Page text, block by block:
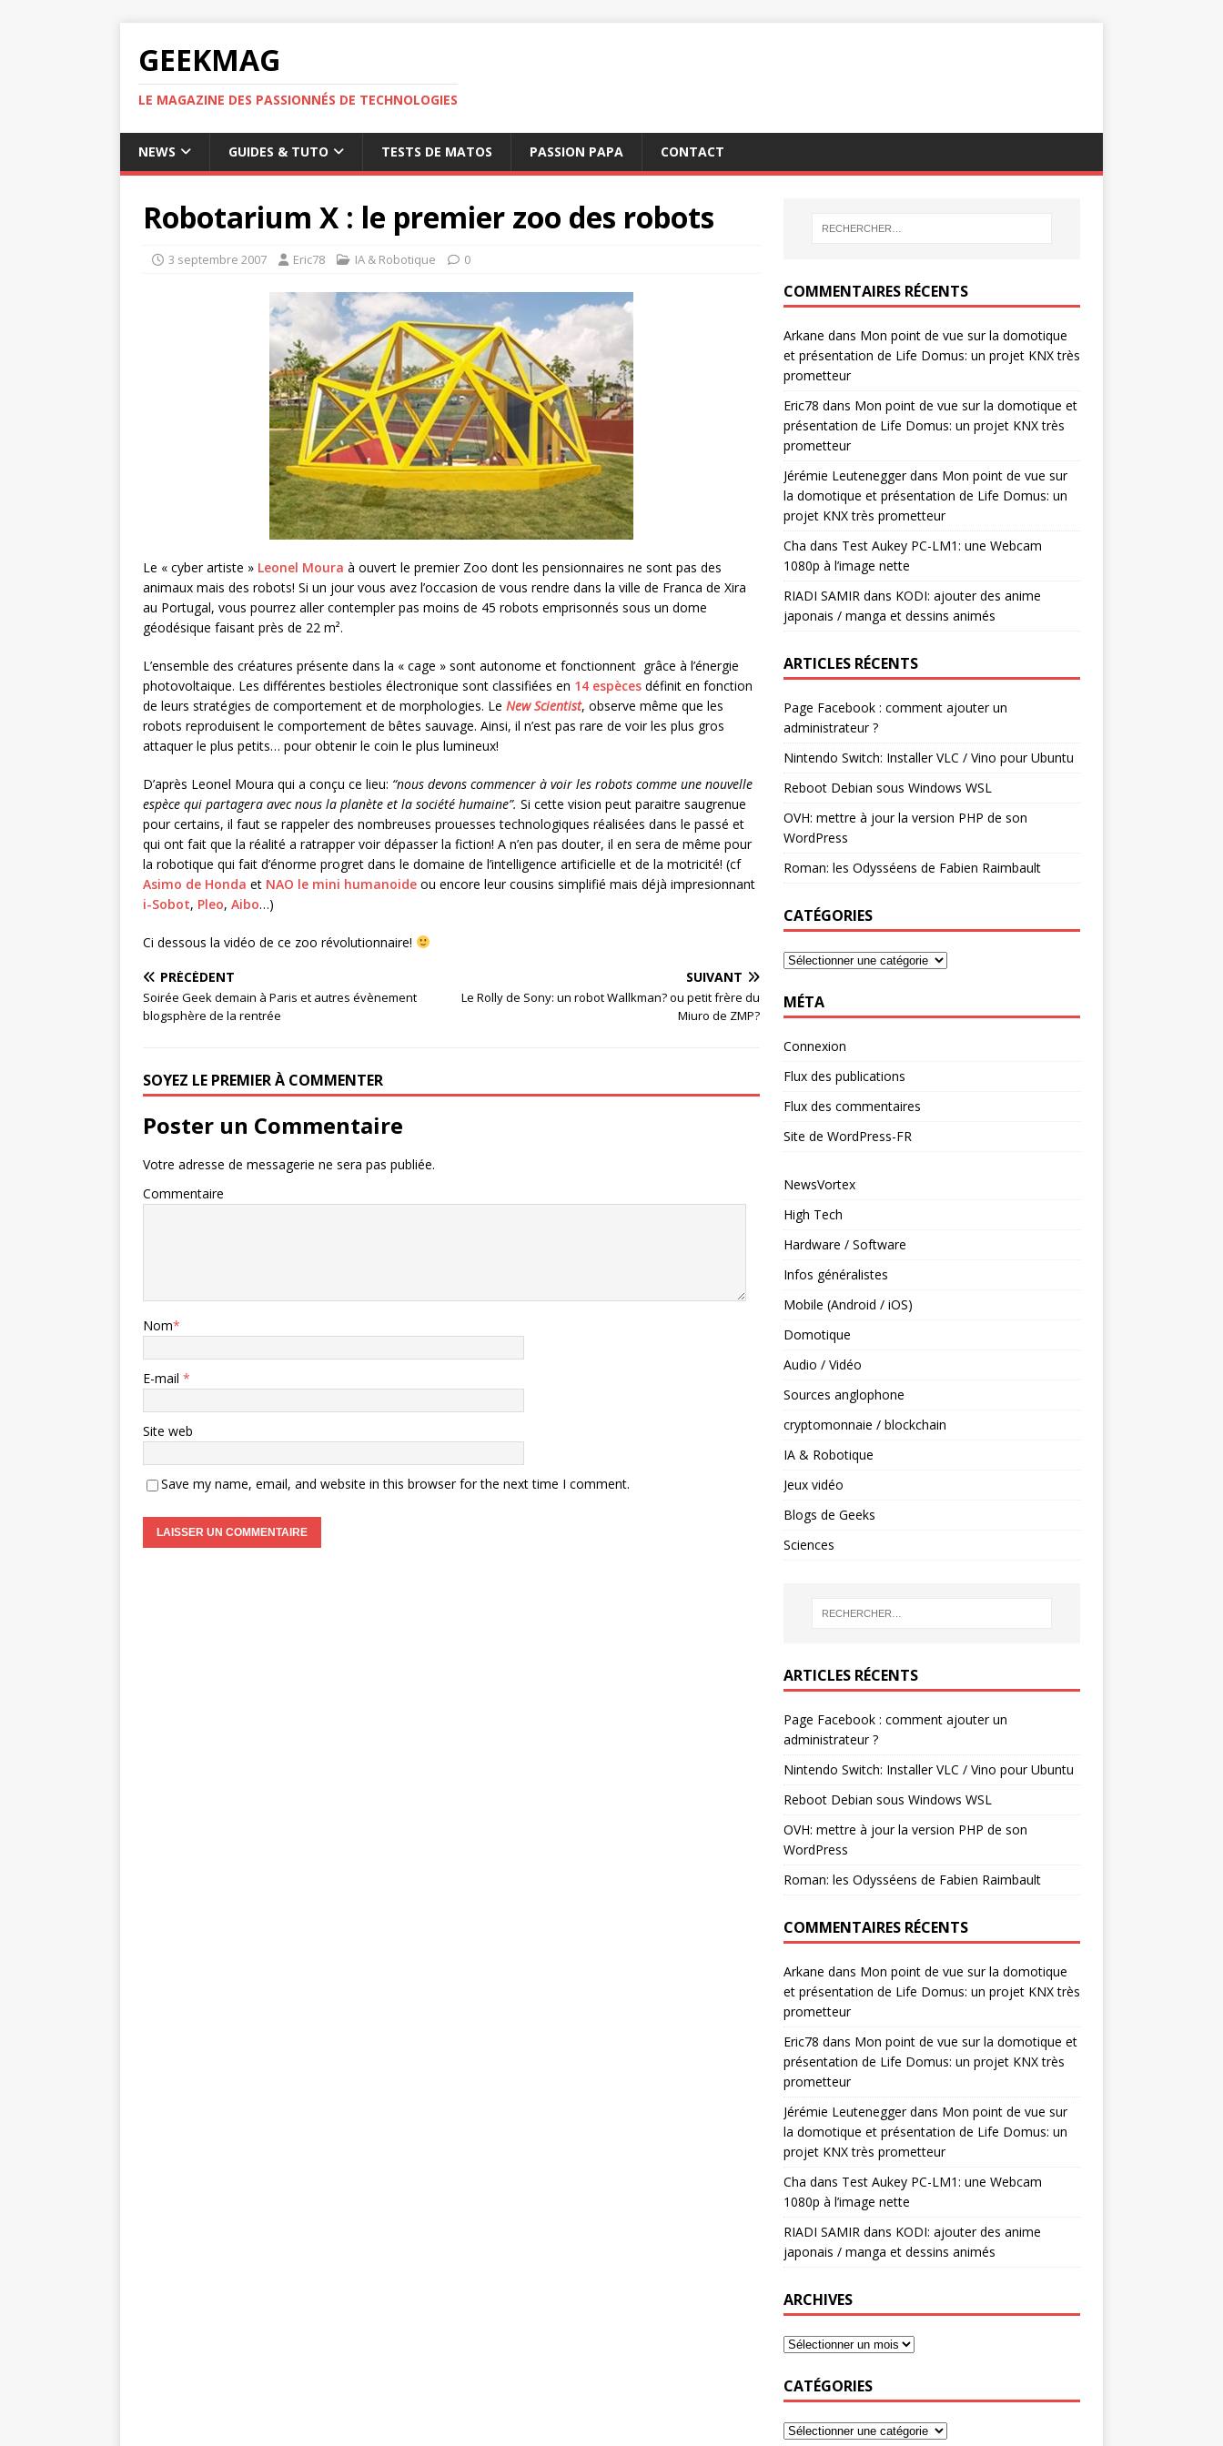
GEEKMAG
LE MAGAZINE DES PASSIONNÉS DE TECHNOLOGIES
NEWS GUIDES & TUTO TESTS DE MATOS PASSION PAPA CONTACT
Robotarium X : le premier zoo des robots
3 septembre 2007 Eric78 IA & Robotique 0
Le « cyber artiste » Leonel Moura à ouvert le premier Zoo dont les pensionnaires ne sont pas des
animaux mais des robots! Si un jour vous avez l’occasion de vous rendre dans la ville de Franca de Xira
au Portugal, vous pourrez aller contempler pas moins de 45 robots emprisonnés sous un dome
géodésique faisant près de 22 m².
L’ensemble des créatures présente dans la « cage » sont autonome et fonctionnent grâce à l’énergie
photovoltaique. Les différentes bestioles électronique sont classifiées en 14 espèces définit en fonction
de leurs stratégies de comportement et de morphologies. Le New Scientist, observe même que les
robots reproduisent le comportement de bêtes sauvage. Ainsi, il n’est pas rare de voir les plus gros
attaquer le plus petits… pour obtenir le coin le plus lumineux!
D’après Leonel Moura qui a conçu ce lieu: “nous devons commencer à voir les robots comme une nouvelle
espèce qui partagera avec nous la planète et la société humaine”. Si cette vision peut paraitre saugrenue
pour certains, il faut se rappeler des nombreuses prouesses technologiques réalisées dans le passé et
qui ont fait que la réalité a ratrapper voir dépasser la fiction! A n’en pas douter, il en sera de même pour
la robotique qui fait d’énorme progret dans le domaine de l’intelligence artificielle et de la motricité! (cf
Asimo de Honda et NAO le mini humanoide ou encore leur cousins simplifié mais déjà impresionnant
i-Sobot, Pleo, Aibo…)
Ci dessous la vidéo de ce zoo révolutionnaire!
PRÉCÉDENT
Soirée Geek demain à Paris et autres évènement
blogsphère de la rentrée
SUIVANT
Le Rolly de Sony: un robot Wallkman? ou petit frère du
Miuro de ZMP?
SOYEZ LE PREMIER À COMMENTER
Poster un Commentaire
Votre adresse de messagerie ne sera pas publiée.
Commentaire
Nom*
E-mail *
Site web
Save my name, email, and website in this browser for the next time I comment.
COMMENTAIRES RÉCENTS
Arkane dans Mon point de vue sur la domotique
et présentation de Life Domus: un projet KNX très
prometteur
Eric78 dans Mon point de vue sur la domotique et
présentation de Life Domus: un projet KNX très
prometteur
Jérémie Leuteneggerdans Mon point de vue sur
la domotique et présentation de Life Domus: un
projet KNX très prometteur
Cha dans Test Aukey PC-LM1: une Webcam
1080p à l’image nette
RIADI SAMIR dans KODI: ajouter des anime
japonais / manga et dessins animés
ARTICLES RÉCENTS
Page Facebook : comment ajouter un
administrateur ?
Nintendo Switch: Installer VLC / Vino pour Ubuntu
Reboot Debian sous Windows WSL
OVH: mettre à jour la version PHP de son
WordPress
Roman: les Odysséens de Fabien Raimbault
CATÉGORIES
MÉTA
Connexion
Flux des publications
Flux des commentaires
Site de WordPress-FR
NewsVortex
High Tech
Hardware / Software
Infos généralistes
Mobile (Android / iOS)
Domotique
Audio / Vidéo
Sources anglophone
cryptomonnaie / blockchain
IA & Robotique
Jeux vidéo
Blogs de Geeks
Sciences
ARTICLES RÉCENTS
Page Facebook : comment ajouter un
administrateur ?
Nintendo Switch: Installer VLC / Vino pour Ubuntu
Reboot Debian sous Windows WSL
OVH: mettre à jour la version PHP de son
WordPress
Roman: les Odysséens de Fabien Raimbault
COMMENTAIRES RÉCENTS
Arkane dans Mon point de vue sur la domotique
et présentation de Life Domus: un projet KNX très
prometteur
Eric78 dans Mon point de vue sur la domotique et
présentation de Life Domus: un projet KNX très
prometteur
Jérémie Leuteneggerdans Mon point de vue sur
la domotique et présentation de Life Domus: un
projet KNX très prometteur
Cha dans Test Aukey PC-LM1: une Webcam
1080p à l’image nette
RIADI SAMIRdans KODI: ajouter des anime
japonais / manga et dessins animés
ARCHIVES
CATÉGORIES